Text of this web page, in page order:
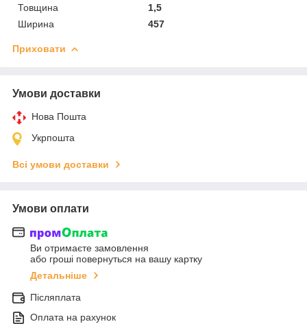
Товщина
1,5
Ширина
457
Приховати
Умови доставки
Нова Пошта
Укрпошта
Всі умови доставки
Умови оплати
Ви отримаєте замовлення
або гроші повернуться на вашу картку
Детальніше
Післяплата
Оплата на рахунок